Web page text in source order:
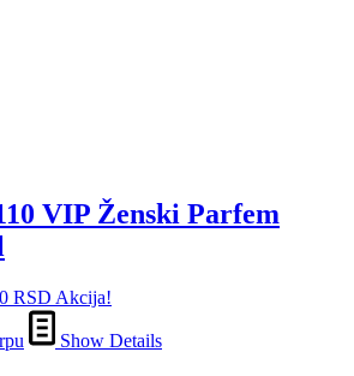
VIP Ženski Parfem
RSD Trenutna
cena
je:
Akcija!
Show Details